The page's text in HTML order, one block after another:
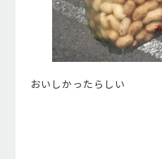
おいしかったらしい